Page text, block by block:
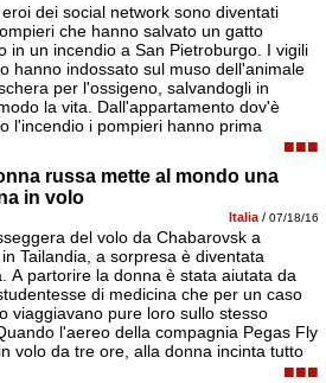
dei social network sono diventati
che hanno salvato un gatto
in un incendio a San Pietroburgo. I vigili
hanno indossato sul muso dell'animale
per l'ossigeno, salvandogli in
la vita. Dall'appartamento dov'è
l'incendio i pompieri hanno prima
■■■
russa mette al mondo una
in volo
Italia / 07/18/16
del volo da Chabarovsk a
Tailandia, a sorpresa è diventata
A partorire la donna è stata aiutata da
di medicina che per un caso
viaggiavano pure loro sullo stesso
l'aereo della compagnia Pegas Fly
volo da tre ore, alla donna incinta tutto
■■■